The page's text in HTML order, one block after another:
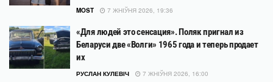
MOST 7 ЖНІЎНЯ 2026, 19:36
«Для людей это сенсация». Поляк пригнал из
Беларуси две «Волги» 1965 года и теперь продает
их
РУСЛАН КУЛЕВІЧ 7 ЖНІЎНЯ 2026, 16:00